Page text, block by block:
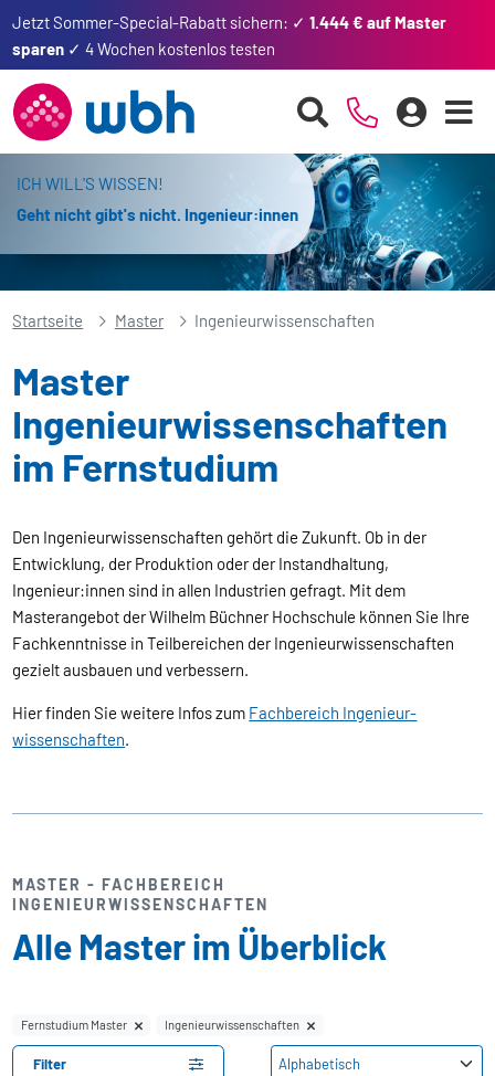
Jetzt Sommer-Special-Rabatt sichern: ✓1.444 € auf Master
sparen ✓ 4 Wochen kostenlos testen
ICH WILL'S WISSEN!
Geht nicht gibt's nicht. Ingenieur:innen
Startseite Master Ingenieurwissenschaften
Master
Ingenieurwissenschaften
im Fernstudium
Den Ingenieurwissenschaften gehört die Zukunft. Ob in der
Entwicklung, der Produktion oder der Instandhaltung,
Ingenieur:innen sind in allen Industrien gefragt. Mit dem
Masterangebot der Wilhelm Büchner Hochschule können Sie Ihre
Fachkenntnisse in Teilbereichen der Ingenieurwissenschaften
gezielt ausbauen und verbessern.
Hier finden Sie weitere Infos zum Fachbereich Ingenieur­
wissenschaften.
MASTER - FACHBEREICH
INGENIEURWISSENSCHAFTEN
Alle Master im Überblick
Fernstudium Master Ingenieurwissenschaften
Filter